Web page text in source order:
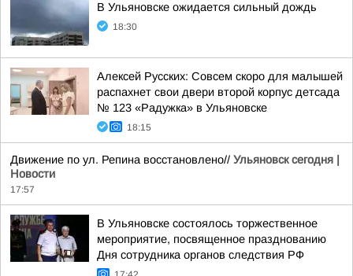
В Ульяновске ожидается сильный дождь
18:30
Алексей Русских: Совсем скоро для малышей
распахнет свои двери второй корпус детсада
№ 123 «Радужка» в Ульяновске
18:15
Движение по ул. Репина восстановлено// Ульяновск сегодня |
Новости
17:57
В Ульяновске состоялось торжественное
мероприятие, посвященное празднованию
Дня сотрудника органов следствия РФ